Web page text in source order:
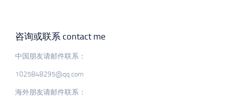
咨询或联系 contact me
中国朋友请邮件联系：
1025848295@qq.com
海外朋友请邮件联系：